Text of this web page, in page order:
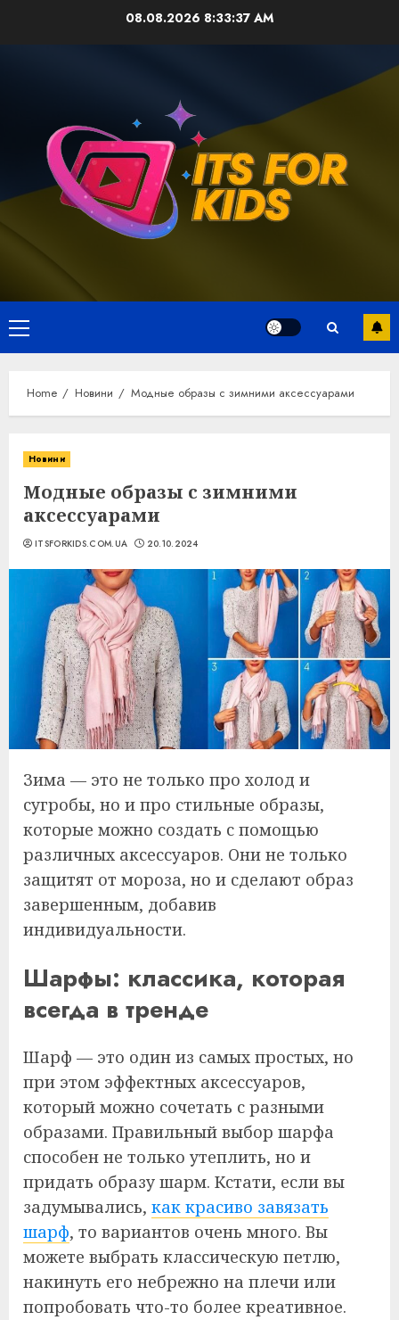
08.08.2026 8:33:37 AM
Primary
Menu
Home Новини Модные образы с зимними аксессуарами
Новини
Модные образы с зимними
аксессуарами
ITSFORKIDS.COM.UA 20.10.2024
Зима — это не только про холод и
сугробы, но и про стильные образы,
которые можно создать с помощью
различных аксессуаров. Они не только
защитят от мороза, но и сделают образ
завершенным, добавив
индивидуальности.
Шарфы: классика, которая
всегда в тренде
Шарф — это один из самых простых, но
при этом эффектных аксессуаров,
который можно сочетать с разными
образами. Правильный выбор шарфа
способен не только утеплить, но и
придать образу шарм. Кстати, если вы
задумывались, как красиво завязать
шарф, то вариантов очень много. Вы
можете выбрать классическую петлю,
накинуть его небрежно на плечи или
попробовать что-то более креативное.